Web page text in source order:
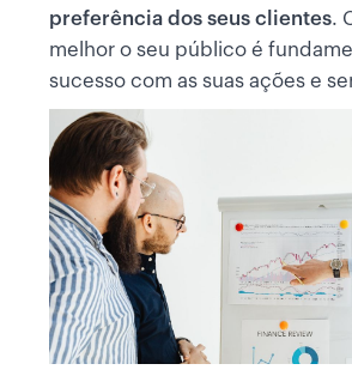
preferência dos seus clientes.
melhor o seu público é
sucesso com as suas ações e